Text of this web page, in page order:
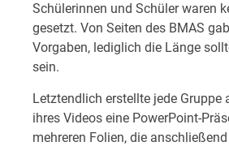
Schülerinnen und Schüler waren
gesetzt. Von Seiten des BMAS
Vorgaben, lediglich die Länge
sein.
Letztendlich erstellte jede Gruppe
ihres Videos eine PowerPoint-
mehreren Folien, die